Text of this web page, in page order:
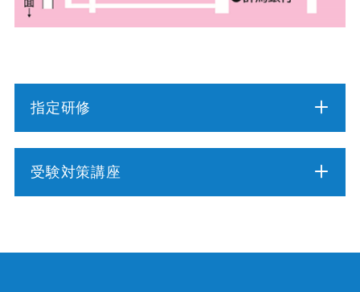
指定研修
介護予防運動指導員養成講座
受験対策講座